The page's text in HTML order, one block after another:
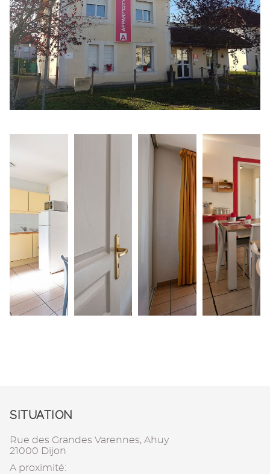
SITUATION
Rue des Grandes Varennes, Ahuy
21000 Dijon
A proximité: